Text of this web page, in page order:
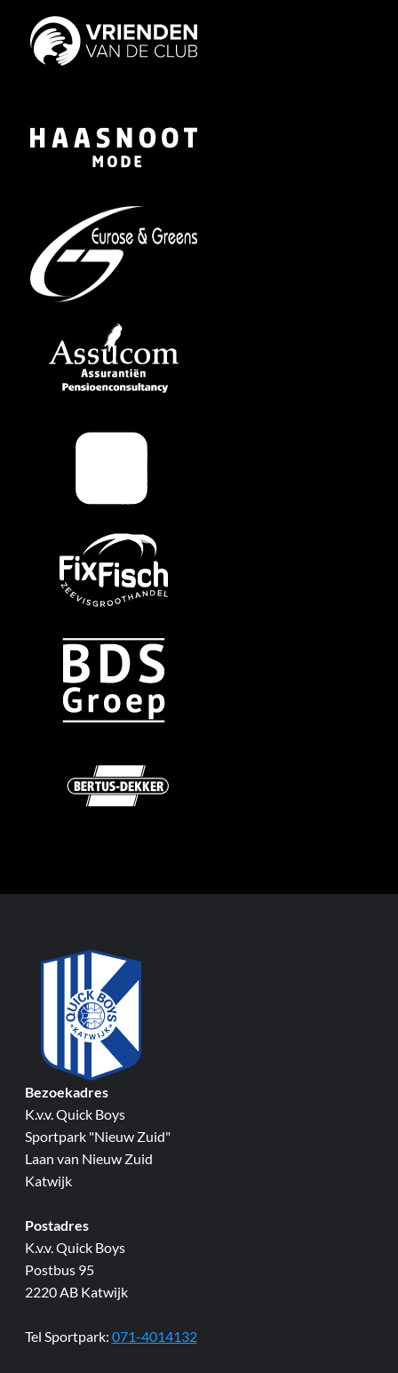
Bezoekadres
K.v.v. Quick Boys
Sportpark "Nieuw Zuid"
Laan van Nieuw Zuid
Katwijk
Postadres
K.v.v. Quick Boys
Postbus 95
2220 AB Katwijk
Tel Sportpark: 071-4014132